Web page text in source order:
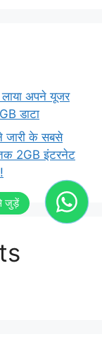
अपने यूजर
डाटा
के सबसे
तक 2GB इंटरनेट